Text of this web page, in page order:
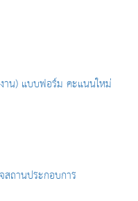
าน) แบบฟอร์ม คะแนนใหม่
ถานประกอบการ